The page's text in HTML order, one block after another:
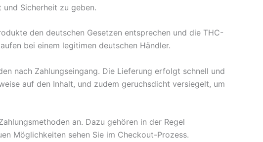
Sicherheit zu geben.
den deutschen Gesetzen entsprechen und die THC-
bei einem legitimen deutschen Händler.
nach Zahlungseingang. Die Lieferung erfolgt schnell und
auf den Inhalt, und zudem geruchsdicht versiegelt, um
an. Dazu gehören in der Regel
Möglichkeiten sehen Sie im Checkout-Prozess.